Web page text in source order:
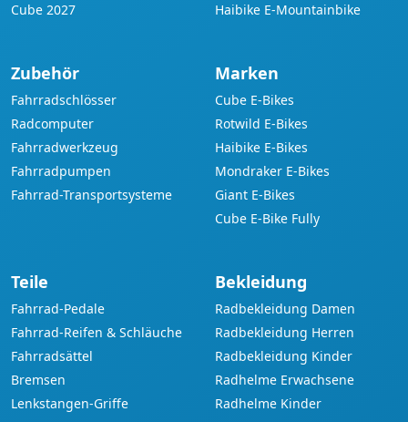
Cube 2027
Haibike E-Mountainbike
Zubehör
Fahrradschlösser
Radcomputer
Fahrradwerkzeug
Fahrradpumpen
Fahrrad-Transportsysteme
Marken
Cube E-Bikes
Rotwild E-Bikes
Haibike E-Bikes
Mondraker E-Bikes
Giant E-Bikes
Cube E-Bike Fully
Teile
Fahrrad-Pedale
Fahrrad-Reifen & Schläuche
Fahrradsättel
Bremsen
Lenkstangen-Griffe
Bekleidung
Radbekleidung Damen
Radbekleidung Herren
Radbekleidung Kinder
Radhelme Erwachsene
Radhelme Kinder